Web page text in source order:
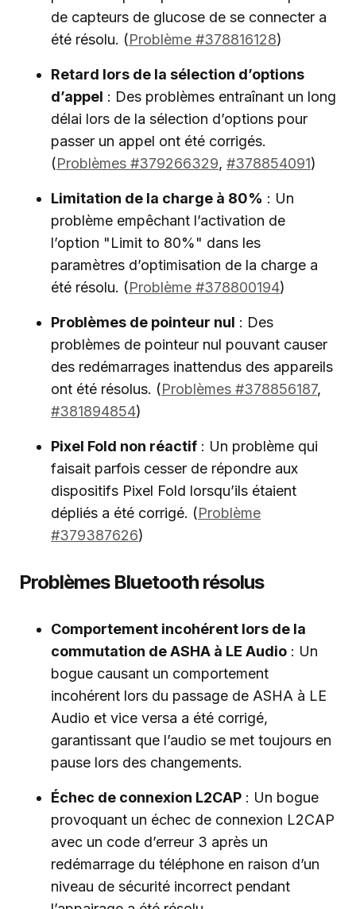
de capteurs de glucose de se connecter a
été résolu. (Problème #378816128)
Retard lors de la sélection d’options
d’appel : Des problèmes entraînant un long
délai lors de la sélection d’options pour
passer un appel ont été corrigés.
(Problèmes #379266329, #378854091)
Limitation de la charge à 80% : Un
problème empêchant l’activation de
l’option "Limit to 80%" dans les
paramètres d’optimisation de la charge a
été résolu. (Problème #378800194)
Problèmes de pointeur nul : Des
problèmes de pointeur nul pouvant causer
des redémarrages inattendus des appareils
ont été résolus. (Problèmes #378856187,
#381894854)
Pixel Fold non réactif : Un problème qui
faisait parfois cesser de répondre aux
dispositifs Pixel Fold lorsqu’ils étaient
dépliés a été corrigé. (Problème
#379387626)
Problèmes Bluetooth résolus
Comportement incohérent lors de la
commutation de ASHA à LE Audio : Un
bogue causant un comportement
incohérent lors du passage de ASHA à LE
Audio et vice versa a été corrigé,
garantissant que l’audio se met toujours en
pause lors des changements.
Échec de connexion L2CAP : Un bogue
provoquant un échec de connexion L2CAP
avec un code d’erreur 3 après un
redémarrage du téléphone en raison d’un
niveau de sécurité incorrect pendant